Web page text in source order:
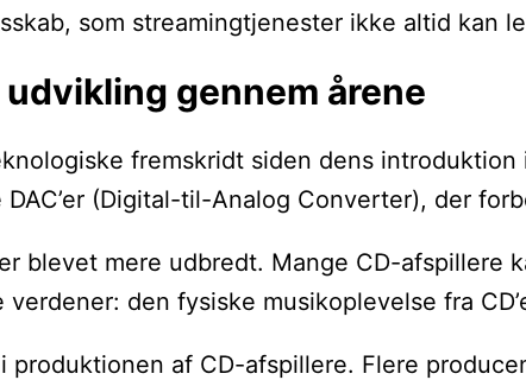
som streamingtjenester ikke altid kan
gennem årene
fremskridt siden dens
(Digital-til-Analog Converter), der
blevet mere udbredt. Mange CD-
den fysiske musikoplevelse fra
af CD-afspillere. Flere